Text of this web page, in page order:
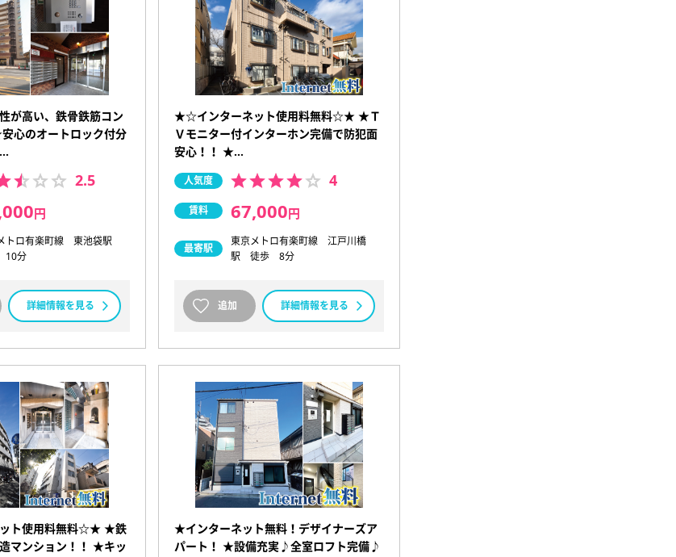
が高い、鉄骨鉄筋コン
心のオートロック付分
2.5
円
トロ有楽町線 東池袋駅
10分
詳細情報を見る
★☆インターネット使用料無料☆★ ★Ｔ
Ｖモニター付インターホン完備で防犯面
安心！！ ★…
人気度 4
賃料 67,000円
最寄駅
東京メトロ有楽町線 江戸川橋
駅 徒歩 8分
追加 詳細情報を見る
ト使用料無料☆★ ★鉄
マンション！！ ★キッ
★インターネット無料！デザイナーズア
パート！ ★設備充実♪全室ロフト完備♪